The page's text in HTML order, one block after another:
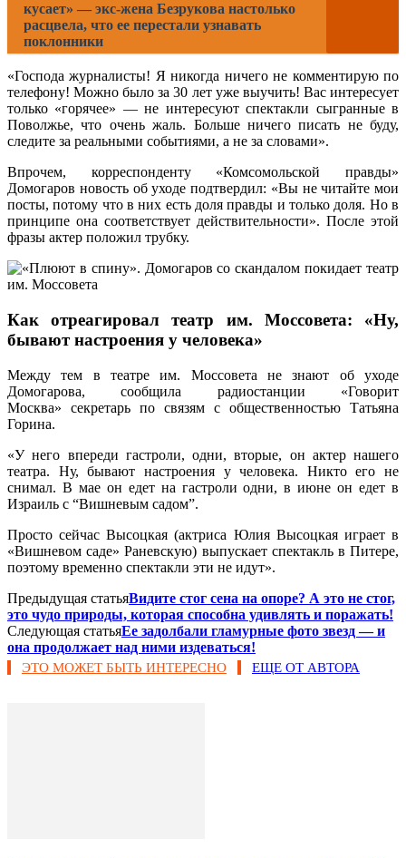
кусает» — экс-жена Безрукова настолько
расцвела, что ее перестали узнавать
поклонники
«Господа журналисты! Я никогда ничего не комментирую по
телефону! Можно было за 30 лет уже выучить! Вас интересует
только «горячее» — не интересуют спектакли сыгранные в
Поволжье, что очень жаль. Больше ничего писать не буду,
следите за реальными событиями, а не за словами».
Впрочем, корреспонденту «Комсомольской правды»
Домогаров новость об уходе подтвердил: «Вы не читайте мои
посты, потому что в них есть доля правды и только доля. Но в
принципе она соответствует действительности». После этой
фразы актер положил трубку.
Как отреагировал театр им. Моссовета: «Ну,
бывают настроения у человека»
Между тем в театре им. Моссовета не знают об уходе
Домогарова, сообщила радиостанции «Говорит
Москва» секретарь по связям с общественностью Татьяна
Горина.
«У него впереди гастроли, одни, вторые, он актер нашего
театра. Ну, бывают настроения у человека. Никто его не
снимал. В мае он едет на гастроли одни, в июне он едет в
Израиль с “Вишневым садом”.
Просто сейчас Высоцкая (актриса Юлия Высоцкая играет в
«Вишневом саде» Раневскую) выпускает спектакль в Питере,
поэтому временно спектакли эти не идут».
Предыдущая статьяВидите стог сена на опоре? А это не стог,
это чудо природы, которая способна удивлять и поражать!
Следующая статьяЕе задолбали гламурные фото звезд — и
она продолжает над ними издеваться!
ЭТО МОЖЕТ БЫТЬ ИНТЕРЕСНО ЕЩЕ ОТ АВТОРА